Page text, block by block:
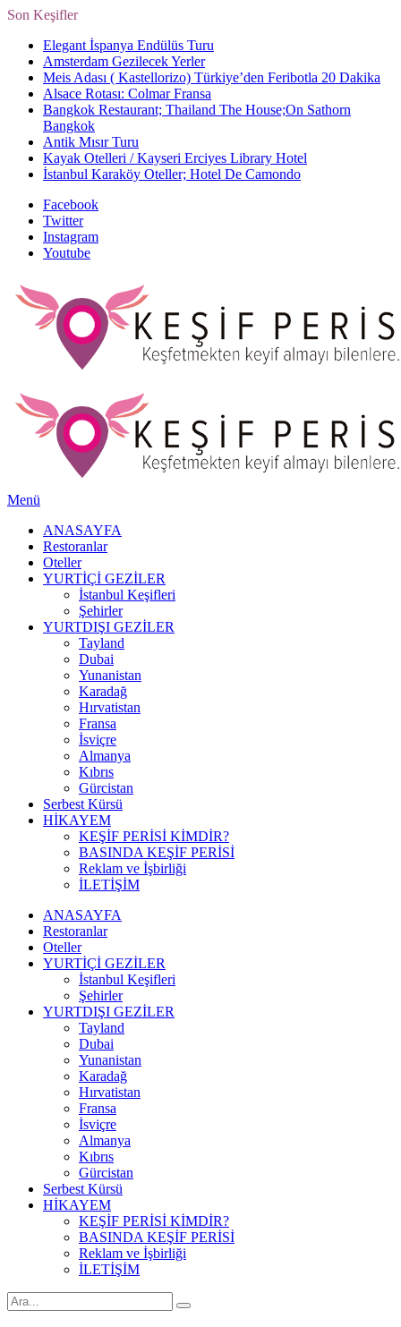
Son Keşifler
Elegant İspanya Endülüs Turu
Amsterdam Gezilecek Yerler
Meis Adası ( Kastellorizo) Türkiye’den Feribotla 20 Dakika
Alsace Rotası: Colmar Fransa
Bangkok Restaurant; Thailand The House;On Sathorn
Bangkok
Antik Mısır Turu
Kayak Otelleri / Kayseri Erciyes Library Hotel
İstanbul Karaköy Oteller; Hotel De Camondo
Facebook
Twitter
Instagram
Youtube
Menü
ANASAYFA
Restoranlar
Oteller
YURTİÇİ GEZİLER
İstanbul Keşifleri
Şehirler
YURTDIŞI GEZİLER
Tayland
Dubai
Yunanistan
Karadağ
Hırvatistan
Fransa
İsviçre
Almanya
Kıbrıs
Gürcistan
Serbest Kürsü
HİKAYEM
KEŞİF PERİSİ KİMDİR?
BASINDA KEŞİF PERİSİ
Reklam ve İşbirliği
İLETİŞİM
ANASAYFA
Restoranlar
Oteller
YURTİÇİ GEZİLER
İstanbul Keşifleri
Şehirler
YURTDIŞI GEZİLER
Tayland
Dubai
Yunanistan
Karadağ
Hırvatistan
Fransa
İsviçre
Almanya
Kıbrıs
Gürcistan
Serbest Kürsü
HİKAYEM
KEŞİF PERİSİ KİMDİR?
BASINDA KEŞİF PERİSİ
Reklam ve İşbirliği
İLETİŞİM